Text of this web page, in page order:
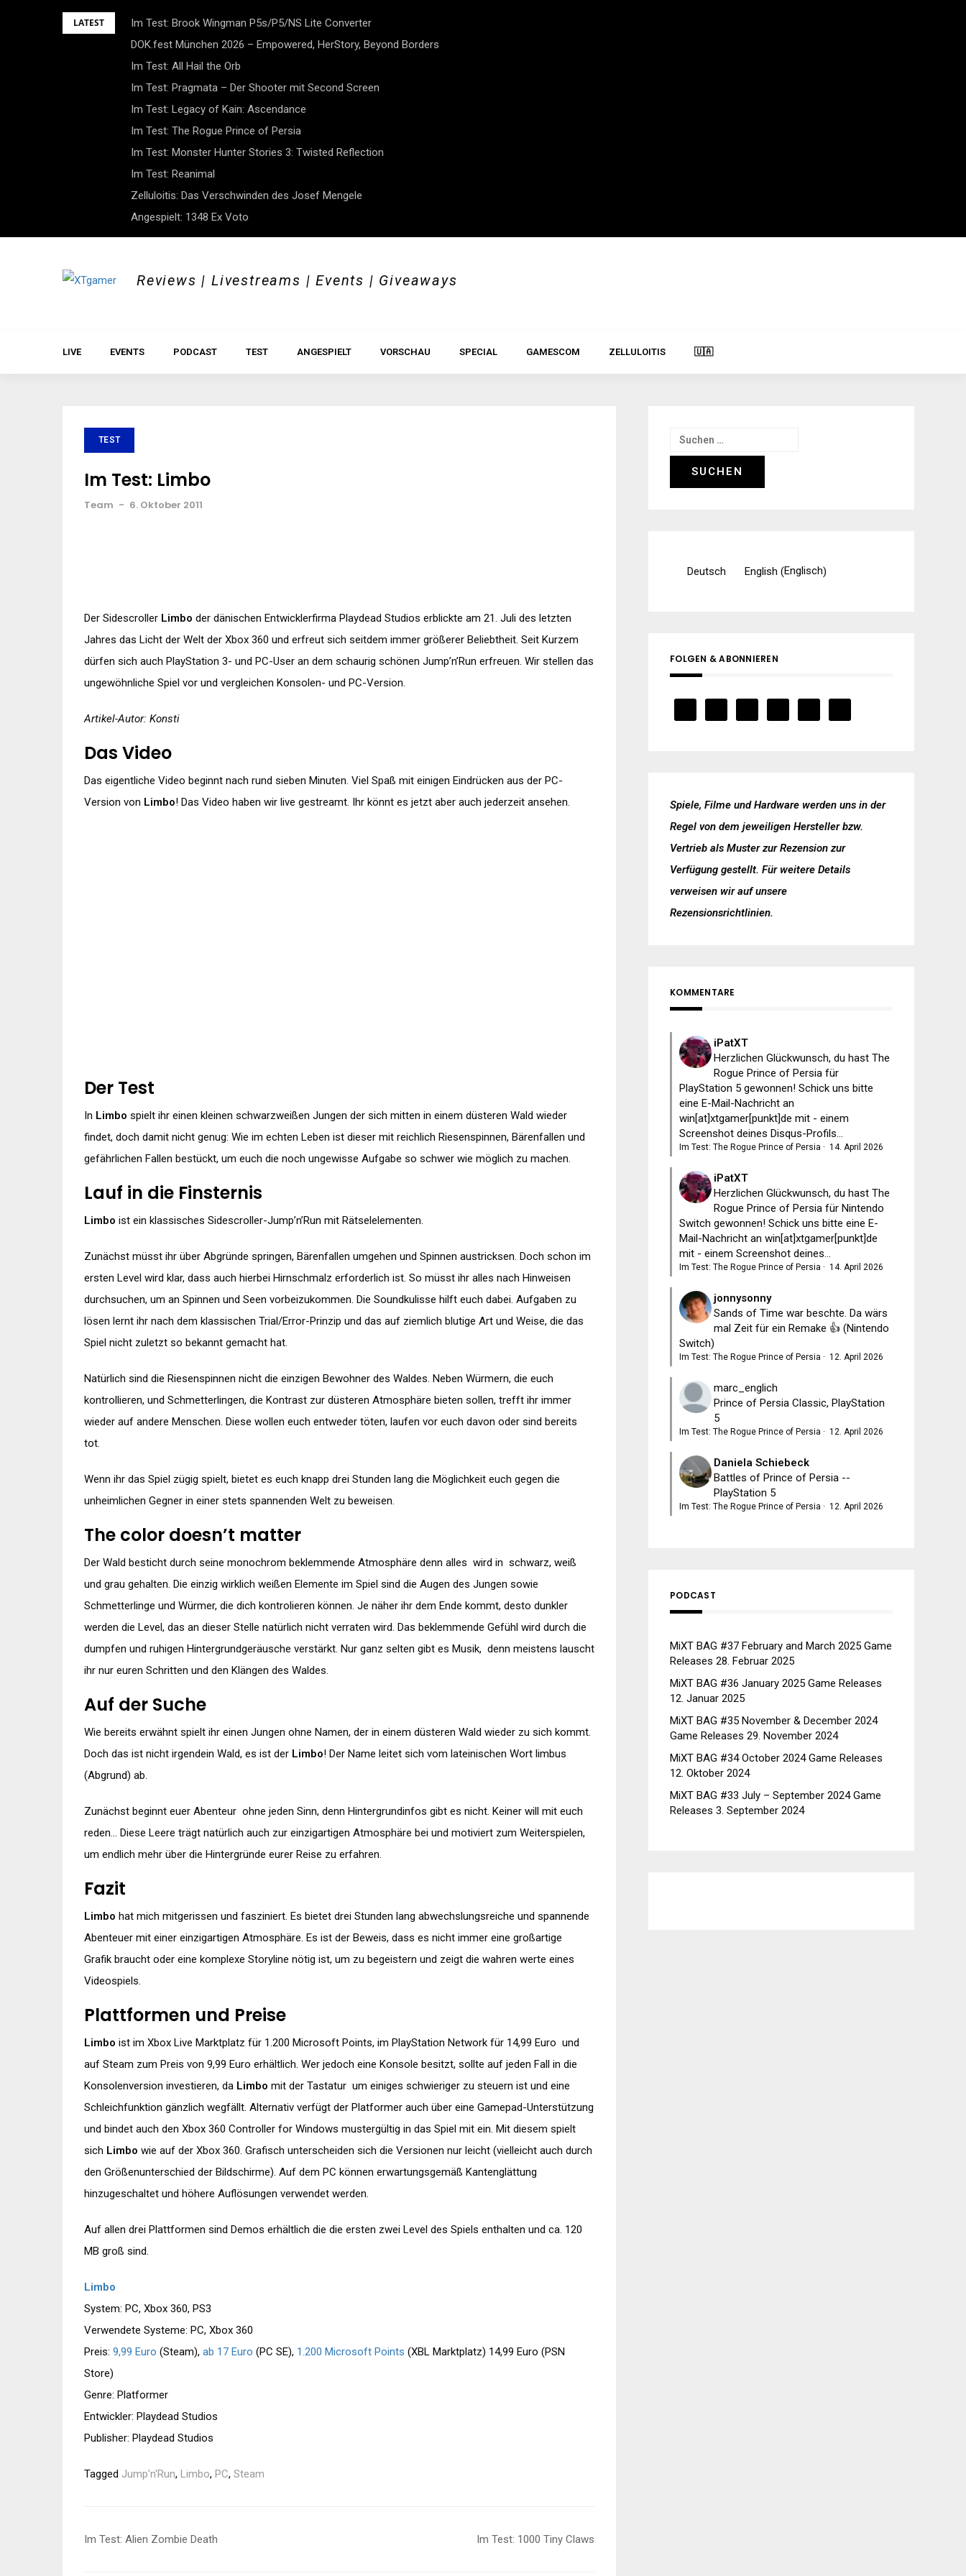
LATEST
Im Test: Brook Wingman P5s/P5/NS Lite Converter
DOK.fest München 2026 – Empowered, HerStory, Beyond Borders
Im Test: All Hail the Orb
Im Test: Pragmata – Der Shooter mit Second Screen
Im Test: Legacy of Kain: Ascendance
Im Test: The Rogue Prince of Persia
Im Test: Monster Hunter Stories 3: Twisted Reflection
Im Test: Reanimal
Zelluloitis: Das Verschwinden des Josef Mengele
Angespielt: 1348 Ex Voto
Reviews | Livestreams | Events | Giveaways
LIVE EVENTS PODCAST TEST ANGESPIELT VORSCHAU SPECIAL GAMESCOM ZELLULOITIS 🇺🇦
TEST
Im Test: Limbo
Team - 6. Oktober 2011
Der Sidescroller Limbo der dänischen Entwicklerfirma Playdead Studios erblickte am 21. Juli des letzten
Jahres das Licht der Welt der Xbox 360 und erfreut sich seitdem immer größerer Beliebtheit. Seit Kurzem
dürfen sich auch PlayStation 3- und PC-User an dem schaurig schönen Jump’n’Run erfreuen. Wir stellen das
ungewöhnliche Spiel vor und vergleichen Konsolen- und PC-Version.
Artikel-Autor: Konsti
Das Video
Das eigentliche Video beginnt nach rund sieben Minuten. Viel Spaß mit einigen Eindrücken aus der PC-
Version von Limbo! Das Video haben wir live gestreamt. Ihr könnt es jetzt aber auch jederzeit ansehen.
Der Test
In Limbo spielt ihr einen kleinen schwarzweißen Jungen der sich mitten in einem düsteren Wald wieder
findet, doch damit nicht genug: Wie im echten Leben ist dieser mit reichlich Riesenspinnen, Bärenfallen und
gefährlichen Fallen bestückt, um euch die noch ungewisse Aufgabe so schwer wie möglich zu machen.
Lauf in die Finsternis
Limbo ist ein klassisches Sidescroller-Jump’n’Run mit Rätselelementen.
Zunächst müsst ihr über Abgründe springen, Bärenfallen umgehen und Spinnen austricksen. Doch schon im
ersten Level wird klar, dass auch hierbei Hirnschmalz erforderlich ist. So müsst ihr alles nach Hinweisen
durchsuchen, um an Spinnen und Seen vorbeizukommen. Die Soundkulisse hilft euch dabei. Aufgaben zu
lösen lernt ihr nach dem klassischen Trial/Error-Prinzip und das auf ziemlich blutige Art und Weise, die das
Spiel nicht zuletzt so bekannt gemacht hat.
Natürlich sind die Riesenspinnen nicht die einzigen Bewohner des Waldes. Neben Würmern, die euch
kontrollieren, und Schmetterlingen, die Kontrast zur düsteren Atmosphäre bieten sollen, trefft ihr immer
wieder auf andere Menschen. Diese wollen euch entweder töten, laufen vor euch davon oder sind bereits
tot.
Wenn ihr das Spiel zügig spielt, bietet es euch knapp drei Stunden lang die Möglichkeit euch gegen die
unheimlichen Gegner in einer stets spannenden Welt zu beweisen.
The color doesn’t matter
Der Wald besticht durch seine monochrom beklemmende Atmosphäre denn alles wird in schwarz, weiß
und grau gehalten. Die einzig wirklich weißen Elemente im Spiel sind die Augen des Jungen sowie
Schmetterlinge und Würmer, die dich kontrolieren können. Je näher ihr dem Ende kommt, desto dunkler
werden die Level, das an dieser Stelle natürlich nicht verraten wird. Das beklemmende Gefühl wird durch die
dumpfen und ruhigen Hintergrundgeräusche verstärkt. Nur ganz selten gibt es Musik, denn meistens lauscht
ihr nur euren Schritten und den Klängen des Waldes.
Auf der Suche
Wie bereits erwähnt spielt ihr einen Jungen ohne Namen, der in einem düsteren Wald wieder zu sich kommt.
Doch das ist nicht irgendein Wald, es ist der Limbo! Der Name leitet sich vom lateinischen Wort limbus
(Abgrund) ab.
Zunächst beginnt euer Abenteur ohne jeden Sinn, denn Hintergrundinfos gibt es nicht. Keiner will mit euch
reden… Diese Leere trägt natürlich auch zur einzigartigen Atmosphäre bei und motiviert zum Weiterspielen,
um endlich mehr über die Hintergründe eurer Reise zu erfahren.
Fazit
Limbo hat mich mitgerissen und fasziniert. Es bietet drei Stunden lang abwechslungsreiche und spannende
Abenteuer mit einer einzigartigen Atmosphäre. Es ist der Beweis, dass es nicht immer eine großartige
Grafik braucht oder eine komplexe Storyline nötig ist, um zu begeistern und zeigt die wahren werte eines
Videospiels.
Plattformen und Preise
Limbo ist im Xbox Live Marktplatz für 1.200 Microsoft Points, im PlayStation Network für 14,99 Euro und
auf Steam zum Preis von 9,99 Euro erhältlich. Wer jedoch eine Konsole besitzt, sollte auf jeden Fall in die
Konsolenversion investieren, da Limbo mit der Tastatur um einiges schwieriger zu steuern ist und eine
Schleichfunktion gänzlich wegfällt. Alternativ verfügt der Platformer auch über eine Gamepad-Unterstützung
und bindet auch den Xbox 360 Controller for Windows mustergültig in das Spiel mit ein. Mit diesem spielt
sich Limbo wie auf der Xbox 360. Grafisch unterscheiden sich die Versionen nur leicht (vielleicht auch durch
den Größenunterschied der Bildschirme). Auf dem PC können erwartungsgemäß Kantenglättung
hinzugeschaltet und höhere Auflösungen verwendet werden.
Auf allen drei Plattformen sind Demos erhältlich die die ersten zwei Level des Spiels enthalten und ca. 120
MB groß sind.
Limbo
System: PC, Xbox 360, PS3
Verwendete Systeme: PC, Xbox 360
Preis: 9,99 Euro (Steam), ab 17 Euro (PC SE), 1.200 Microsoft Points (XBL Marktplatz) 14,99 Euro (PSN
Store)
Genre: Platformer
Entwickler: Playdead Studios
Publisher: Playdead Studios
Tagged Jump'n'Run, Limbo, PC, Steam
Beitragsnavigation
Im Test: Alien Zombie Death Im Test: 1000 Tiny Claws
Suchen
nach:
Deutsch English (Englisch)
FOLGEN & ABONNIEREN
Spiele, Filme und Hardware werden uns in der
Regel von dem jeweiligen Hersteller bzw.
Vertrieb als Muster zur Rezension zur
Verfügung gestellt. Für weitere Details
verweisen wir auf unsere
Rezensionsrichtlinien.
KOMMENTARE
iPatXT
Herzlichen Glückwunsch, du hast The
Rogue Prince of Persia für
PlayStation 5 gewonnen! Schick uns bitte
eine E-Mail-Nachricht an
win[at]xtgamer[punkt]de mit - einem
Screenshot deines Disqus-Profils...
Im Test: The Rogue Prince of Persia · 14. April 2026
iPatXT
Herzlichen Glückwunsch, du hast The
Rogue Prince of Persia für Nintendo
Switch gewonnen! Schick uns bitte eine E-
Mail-Nachricht an win[at]xtgamer[punkt]de
mit - einem Screenshot deines...
Im Test: The Rogue Prince of Persia · 14. April 2026
jonnysonny
Sands of Time war beschte. Da wärs
mal Zeit für ein Remake 👍 (Nintendo
Switch)
Im Test: The Rogue Prince of Persia · 12. April 2026
marc_englich
Prince of Persia Classic, PlayStation
5
Im Test: The Rogue Prince of Persia · 12. April 2026
Daniela Schiebeck
Battles of Prince of Persia --
PlayStation 5
Im Test: The Rogue Prince of Persia · 12. April 2026
PODCAST
MiXT BAG #37 February and March 2025 Game
Releases 28. Februar 2025
MiXT BAG #36 January 2025 Game Releases
12. Januar 2025
MiXT BAG #35 November & December 2024
Game Releases 29. November 2024
MiXT BAG #34 October 2024 Game Releases
12. Oktober 2024
MiXT BAG #33 July – September 2024 Game
Releases 3. September 2024